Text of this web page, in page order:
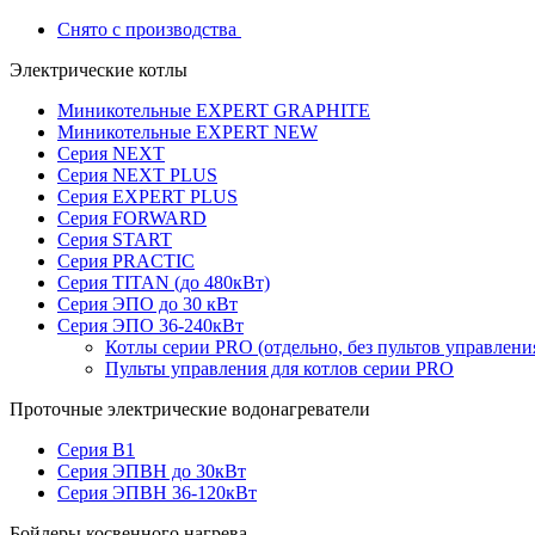
Снято с производства
Электрические котлы
Миникотельные EXPERT GRAPHITE
Миникотельные EXPERT NEW
Серия NEXT
Серия NEXT PLUS
Серия EXPERT PLUS
Серия FORWARD
Серия START
Серия PRACTIC
Серия TITAN (до 480кВт)
Серия ЭПО до 30 кВт
Серия ЭПО 36-240кВт
Котлы серии PRO (отдельно, без пультов
Пульты управления для котлов серии PRO
Проточные электрические водонагреватели
Серия В1
Серия ЭПВН до 30кВт
Серия ЭПВН 36-120кВт